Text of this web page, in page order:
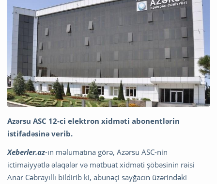
Azərsu ASC 12-ci elektron xidməti abonentlərin
istifadəsinə verib.
Xeberler.az-ın məlumatına görə, Azərsu ASC-nin
ictimaiyyətlə əlaqələr və mətbuat xidməti şöbəsinin rəisi
Anar Cəbrayıllı bildirib ki, abunəçi sayğacın üzərindəki